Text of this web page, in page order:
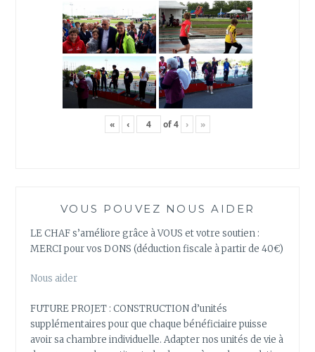
« ‹ of4 › »
VOUS POUVEZ NOUS AIDER
LE CHAF s’améliore grâce à VOUS et votre soutien :
MERCI pour vos DONS (déduction fiscale à partir de 40€)
Nous aider
FUTURE PROJET : CONSTRUCTION d’unités
supplémentaires pour que chaque bénéficiaire puisse
avoir sa chambre individuelle. Adapter nos unités de vie à